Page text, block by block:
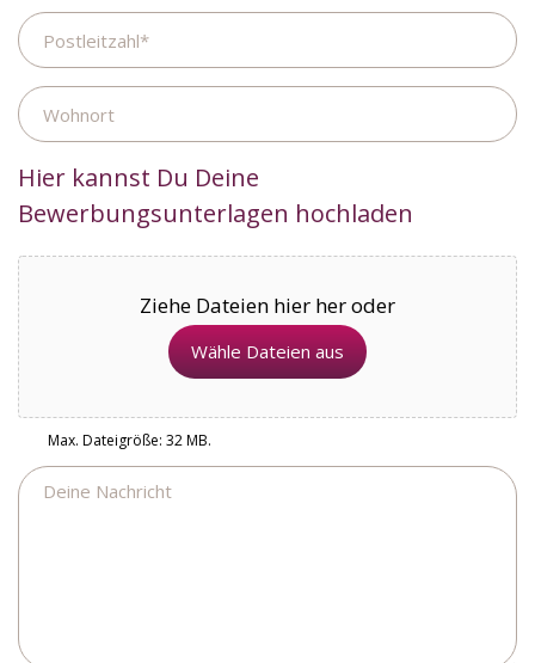
Postleitzahl
Wohnort
Hier kannst Du Deine
Bewerbungsunterlagen hochladen
Ziehe Dateien hier her oder
Wähle Dateien aus
Max. Dateigröße: 32 MB.
Nachricht